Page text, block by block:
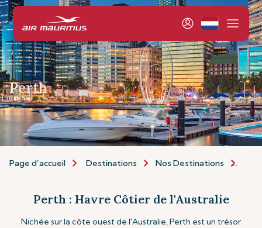
Perth
Page d’accueil Destinations Nos Destinations
Perth : Havre Côtier de l'Australie
Nichée sur la côte ouest de l'Australie, Perth est un trésor